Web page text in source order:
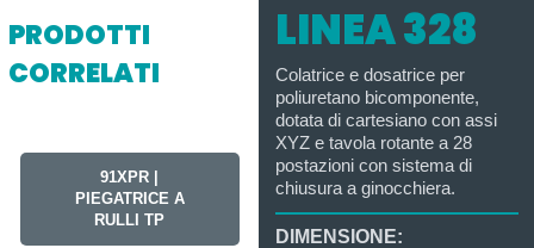
PRODOTTI
CORRELATI
91XPR |
PIEGATRICE A
RULLI TP
LINEA 328
Colatrice e dosatrice per
poliuretano bicomponente,
dotata di cartesiano con assi
XYZ e tavola rotante a 28
postazioni con sistema di
chiusura a ginocchiera.
DIMENSIONE: